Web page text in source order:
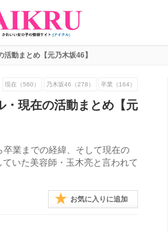
動まとめ【元乃木坂46】
現在（560） 乃木坂46（278） 卒業（164）
・現在の活動まとめ【元
業までの経緯、そして現在の
いた美容師・玉木亮と言われて
お気に入りに追加